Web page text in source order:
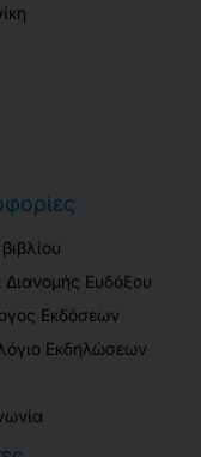
Διανομής Ευδόξου
Εκδόσεων
Εκδηλώσεων